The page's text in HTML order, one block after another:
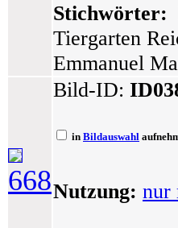
Stichwörter:
Tiergarten
Emmanuel
668
Bild-ID:
in Bildauswahl
Nutzung: nur